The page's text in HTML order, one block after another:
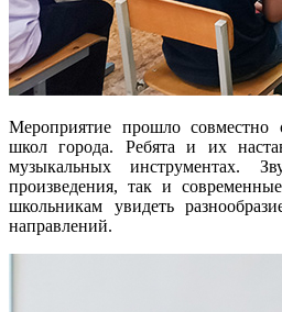
Мероприятие прошло
школ города. Ребята и их
музыкальных инструментах.
произведения, так и
школьникам увидеть
направлений.